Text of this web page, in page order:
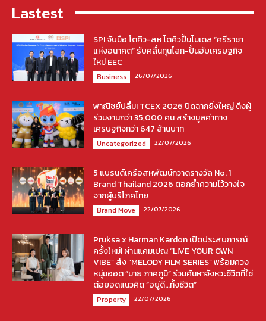
Lastest
SPI จับมือ โตคิว-สห โตคิวปั้นโมเดล “ศรีราชา
แห่งอนาคต” รับคลื่นทุนโลก-ปั้นฮับเศรษฐกิจ
ใหม่ EEC
Business 26/07/2026
พาณิชย์ปลื้ม! TCEX 2026 ปิดฉากยิ่งใหญ่ ดึงผู้
ร่วมงานกว่า 35,000 คน สร้างมูลค่าทาง
เศรษฐกิจกว่า 647 ล้านบาท
Uncategorized 22/07/2026
5 แบรนด์เครือสหพัฒน์กวาดรางวัล No. 1
Brand Thailand 2026 ตอกย้ำความไว้วางใจ
จากผู้บริโภคไทย
Brand Move 22/07/2026
Pruksa x Harman Kardon เปิดประสบการณ์
ครั้งใหม่! ผ่านแคมเปญ “LIVE YOUR OWN
VIBE” ส่ง “MELODY FILM SERIES” พร้อมควง
หนุ่มฮอต “มาย ภาคภูมิ” ร่วมค้นหาจังหวะชีวิตที่ใช่
ต่อยอดแนวคิด “อยู่ดี…ทั้งชีวิต”
Property 22/07/2026